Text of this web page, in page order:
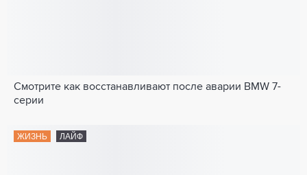
Смотрите как восстанавливают после аварии BMW 7-
серии
ЖИЗНЬ ЛАЙФ